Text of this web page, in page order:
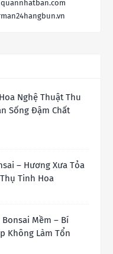
Nghệ Thuật Thu
Sống Đậm Chất
– Hương Xưa Tỏa
Tinh Hoa
Mềm – Bí
Không Làm Tổn